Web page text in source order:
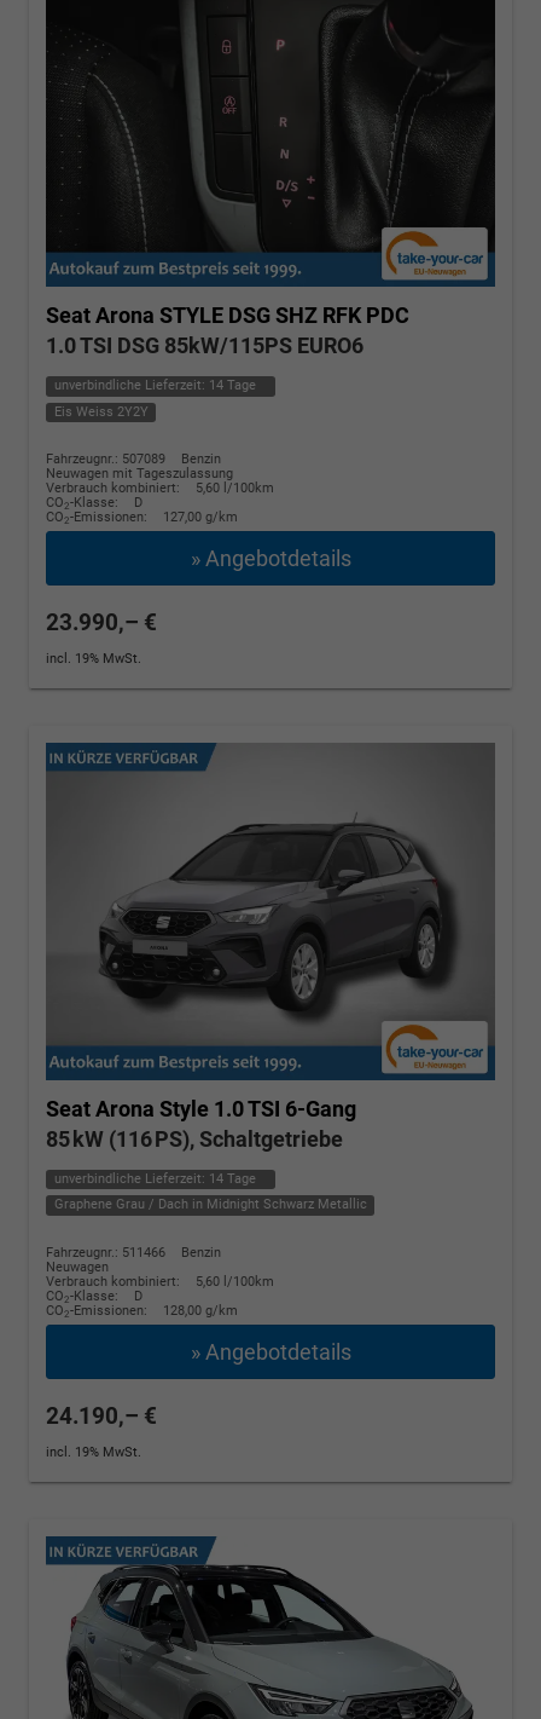
Seat Arona STYLE DSG SHZ RFK PDC
1.0 TSI DSG 85kW/115PS EURO6
unverbindliche Lieferzeit: 14 Tage
Eis Weiss 2Y2Y
Fahrzeugnr.: 507089
Benzin
Neuwagen mit Tageszulassung
Verbrauch kombiniert:
5,60 l/100km
CO2-Klasse:
D
CO2-Emissionen: 127,00 g/km
» Angebotdetails
23.990,– €
incl. 19% MwSt.
Seat Arona Style 1.0 TSI 6-Gang
85 kW (116 PS), Schaltgetriebe
unverbindliche Lieferzeit: 14 Tage
Graphene Grau / Dach in Midnight Schwarz Metallic
Fahrzeugnr.: 511466
Benzin
Neuwagen
Verbrauch kombiniert:
5,60 l/100km
CO2-Klasse:
D
CO2-Emissionen: 128,00 g/km
» Angebotdetails
24.190,– €
incl. 19% MwSt.